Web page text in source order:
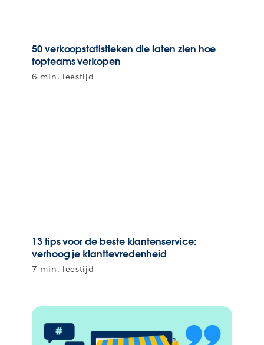
50 verkoopstatistieken die laten zien hoe
topteams verkopen
6 min. leestijd
13 tips voor de beste klantenservice:
verhoog je klanttevredenheid
7 min. leestijd